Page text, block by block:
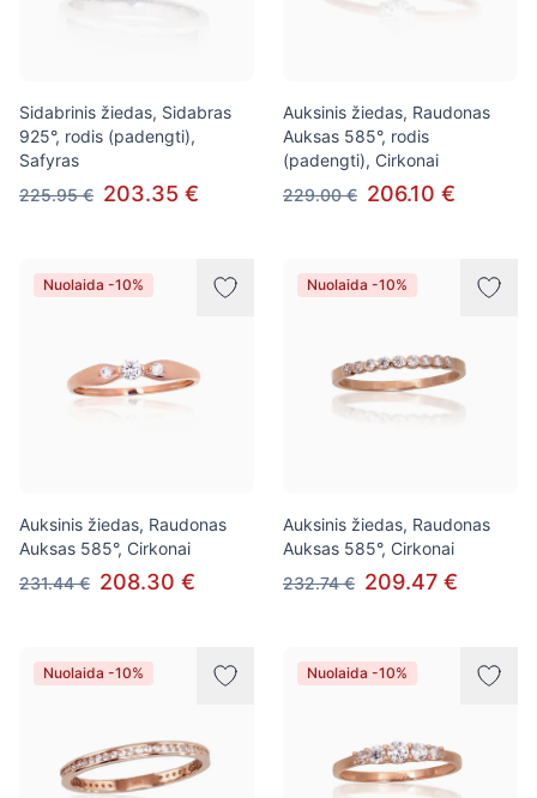
Sidabrinis žiedas, Sidabras
925°, rodis (padengti),
Safyras
225.95 € 203.35 €
Auksinis žiedas, Raudonas
Auksas 585°, rodis
(padengti), Cirkonai
229.00 € 206.10 €
Nuolaida -10%
Auksinis žiedas, Raudonas
Auksas 585°, Cirkonai
231.44 € 208.30 €
Nuolaida -10%
Auksinis žiedas, Raudonas
Auksas 585°, Cirkonai
232.74 € 209.47 €
Nuolaida -10% Nuolaida -10%